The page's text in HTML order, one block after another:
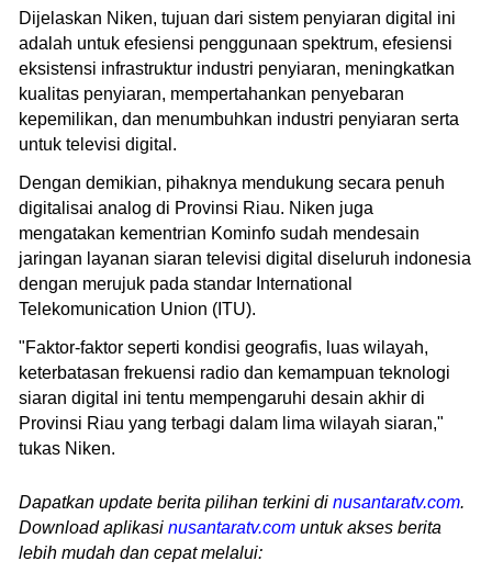
Dijelaskan Niken, tujuan dari sistem penyiaran digital ini
adalah untuk efesiensi penggunaan spektrum, efesiensi
eksistensi infrastruktur industri penyiaran, meningkatkan
kualitas penyiaran, mempertahankan penyebaran
kepemilikan, dan menumbuhkan industri penyiaran serta
untuk televisi digital.
Dengan demikian, pihaknya mendukung secara penuh
digitalisai analog di Provinsi Riau. Niken juga
mengatakan kementrian Kominfo sudah mendesain
jaringan layanan siaran televisi digital diseluruh indonesia
dengan merujuk pada standar International
Telekomunication Union (ITU).
"Faktor-faktor seperti kondisi geografis, luas wilayah,
keterbatasan frekuensi radio dan kemampuan teknologi
siaran digital ini tentu mempengaruhi desain akhir di
Provinsi Riau yang terbagi dalam lima wilayah siaran,"
tukas Niken.
Dapatkan update berita pilihan terkini di nusantaratv.com.
Download aplikasi nusantaratv.com untuk akses berita
lebih mudah dan cepat melalui: